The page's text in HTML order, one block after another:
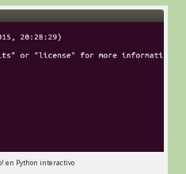
en Python interactivo